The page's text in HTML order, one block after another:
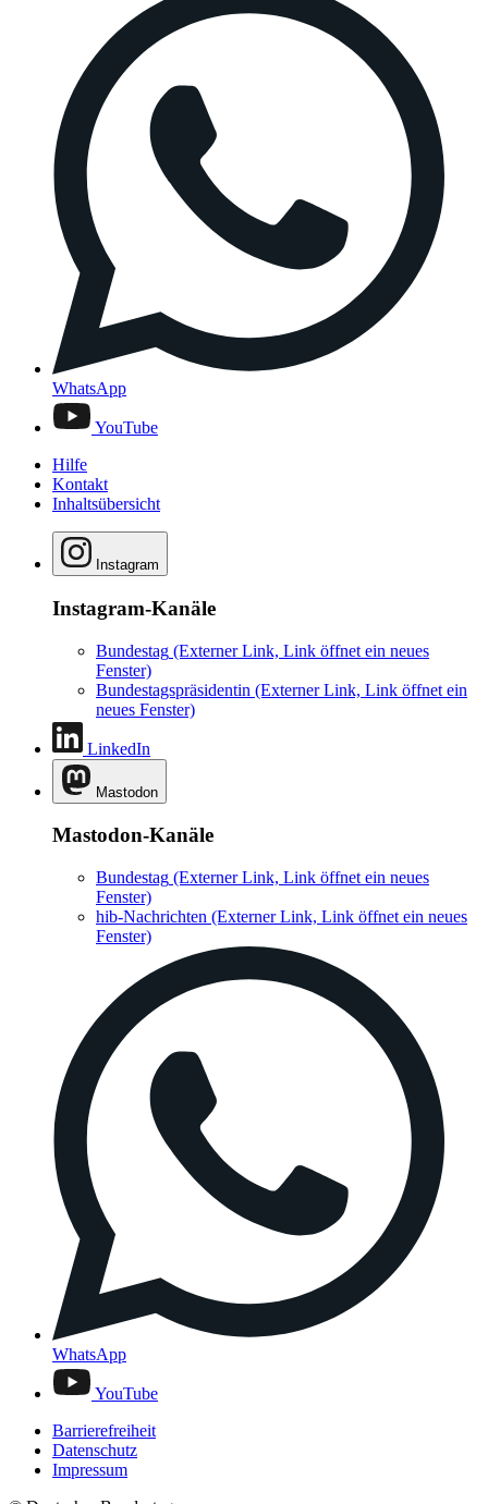
WhatsApp
YouTube
Hilfe
Kontakt
Inhaltsübersicht
Instagram
Instagram-Kanäle
Bundestag (Externer Link, Link öffnet ein neues
Fenster)
Bundestagspräsidentin (Externer Link, Link öffnet ein
neues Fenster)
LinkedIn
Mastodon
Mastodon-Kanäle
Bundestag (Externer Link, Link öffnet ein neues
Fenster)
hib-Nachrichten (Externer Link, Link öffnet ein neues
Fenster)
WhatsApp
YouTube
Barrierefreiheit
Datenschutz
Impressum